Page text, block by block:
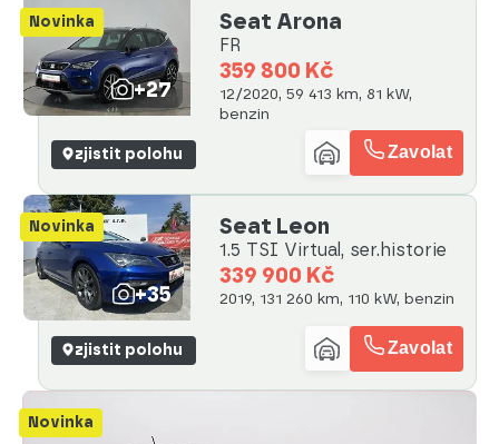
Novinka
+27
Seat Arona
FR
359 800 Kč
12/2020, 59 413 km, 81 kW,
benzin
zjistit polohu Zavolat
Novinka
+35
Seat Leon
1.5 TSI Virtual, ser.historie
339 900 Kč
2019, 131 260 km, 110 kW, benzin
zjistit polohu Zavolat
Novinka